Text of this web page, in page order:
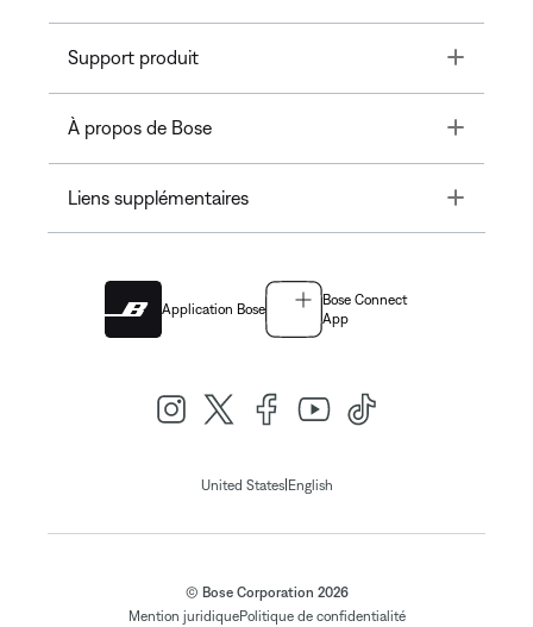
Support produit Toggle
À propos de Bose Toggle
Liens supplémentaires Toggle
Application Bose
Bose Connect
App
United States| English
© Bose Corporation 2026
Mention juridiquePolitique de confidentialité